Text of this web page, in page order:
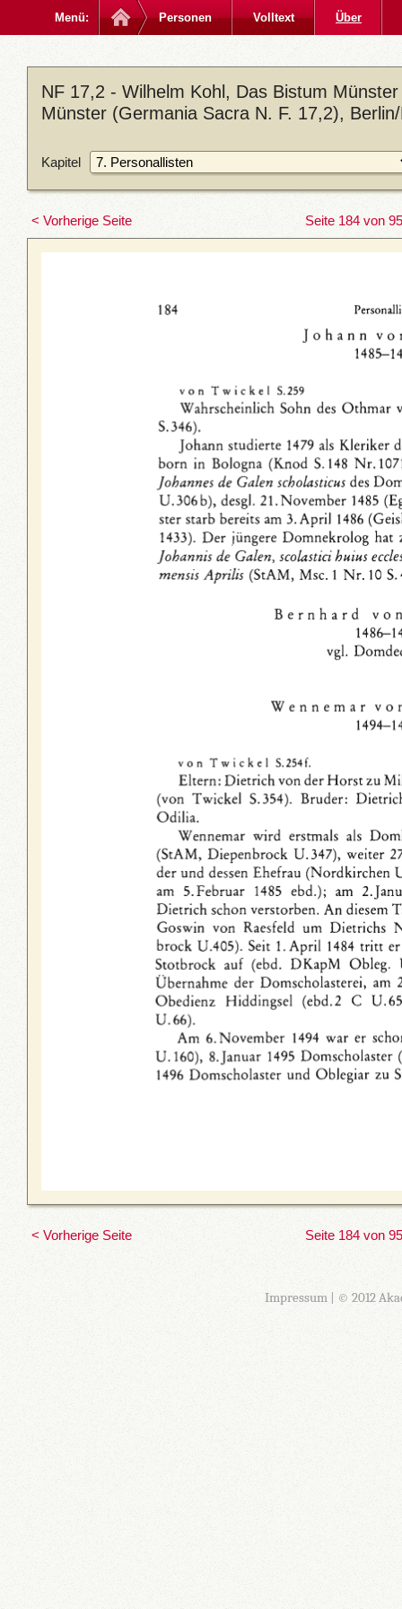
Menü: Personen Volltext Über
NF 17,2 - Wilhelm Kohl, Das Bistum
Münster (Germania Sacra N. F. 17,2),
Kapitel
< Vorherige Seite Seite 184 von
< Vorherige Seite Seite 184 von
Impressum| © 2012